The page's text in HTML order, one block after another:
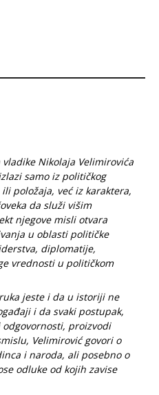
Nikolaja Velimirovića
samo iz političkog
položaja, već iz karaktera,
da služi višim
njegove misli otvara
u oblasti političke
diplomatije,
vrednosti u političkom
jeste i da u istoriji ne
i da svaki postupak,
proizvodi
Velimirović govori o
i naroda, ali posebno o
odluke od kojih zavise